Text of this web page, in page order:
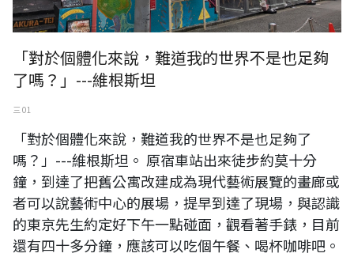
「對於個體化來說，難道我的世界不是也足夠
了嗎？」---維根斯坦
三 01
「對於個體化來說，難道我的世界不是也足夠了
嗎？」---維根斯坦。 原宿車站出來徒步約莫十分
鐘，到達了把舊公寓改建成為現代藝術展覽的畫廊或
者可以說藝術中心的展場，提早到達了現場，與認識
的東京先生約定好下午一點碰面，觀看著手錶，目前
還有四十多分鐘，應該可以吃個午餐、喝杯咖啡吧。